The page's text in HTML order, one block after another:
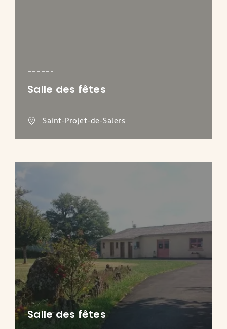
Salle des fêtes
Saint-Projet-de-Salers
Salle des fêtes